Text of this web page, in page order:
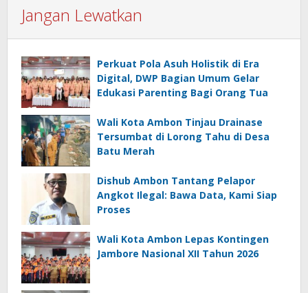
Jangan Lewatkan
Perkuat Pola Asuh Holistik di Era
Digital, DWP Bagian Umum Gelar
Edukasi Parenting Bagi Orang Tua
Wali Kota Ambon Tinjau Drainase
Tersumbat di Lorong Tahu di Desa
Batu Merah
Dishub Ambon Tantang Pelapor
Angkot Ilegal: Bawa Data, Kami Siap
Proses
Wali Kota Ambon Lepas Kontingen
Jambore Nasional XII Tahun 2026